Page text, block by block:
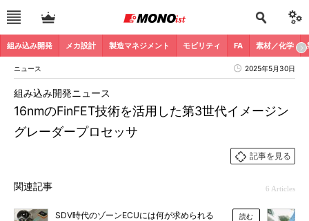
組み込み開発 メカ設計 製造マネジメント モビリティ FA 素材／化学
ニュース 2025年5月30日
16nmのFinFET技術を活用した第3世代イメージン
グレーダープロセッサ
組み込み開発ニュース
記事を見る
関連記事 6 Articles
SDV時代のゾーンECUには何が求められる
読む